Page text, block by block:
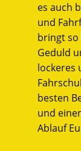
es auch
und
bringt so
Geduld
lockeres
besten
und
Ablauf